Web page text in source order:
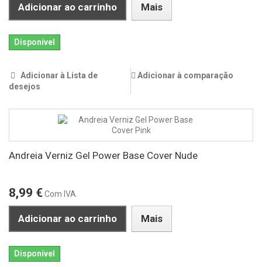
Adicionar ao carrinho Mais
Disponível
Adicionar à Lista de
desejos
Adicionar à comparação
Andreia Verniz Gel Power Base Cover Nude
8,99 €Com IVA
Adicionar ao carrinho Mais
Disponível